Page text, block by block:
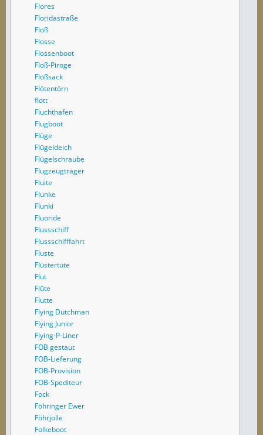
Flores
Floridastraße
Floß
Flosse
Flossenboot
Floß-Piroge
Floßsack
Flötentörn
flott
Fluchthafen
Flugboot
Flüge
Flügeldeich
Flügelschraube
Flugzeugträger
Fluite
Flunke
Flunki
Fluoride
Flussschiff
Flussschifffahrt
Fluste
Flüstertüte
Flut
Flûte
Flutte
Flying Dutchman
Flying Junior
Flying-P-Liner
FOB gestaut
FOB-Lieferung
FOB-Provision
FOB-Spediteur
Fock
Föhringer Ewer
Föhrjolle
Folkeboot